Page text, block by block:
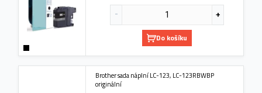
Do košíku
Brother sada náplní LC-123, LC-123RBWBP
originální